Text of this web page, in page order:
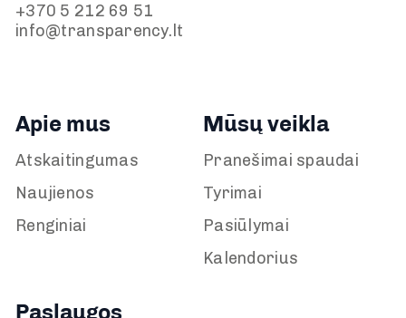
+370 5 212 69 51
info@transparency.lt
Apie mus
Atskaitingumas
Naujienos
Renginiai
Mūsų veikla
Pranešimai spaudai
Tyrimai
Pasiūlymai
Kalendorius
Paslaugos